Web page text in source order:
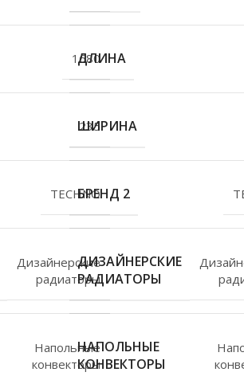
1680
235
TECHNO
Дизайнерские
радиаторы
Напольные
конвекторы
ДЛИНА
ШИРИНА
БРЕНД 2
ДИЗАЙНЕРСКИЕ
РАДИАТОРЫ
НАПОЛЬНЫЕ
КОНВЕКТОРЫ